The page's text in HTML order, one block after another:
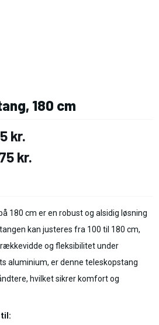
180 cm
kr.
kr.
180 cm er en robust og alsidig løsning
kan justeres fra 100 til 180 cm,
og fleksibilitet under
aluminium, er denne teleskopstang
hvilket sikrer komfort og
til: